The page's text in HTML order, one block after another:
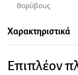
θορύβους
Χαρακτηριστικά
Επιπλέον